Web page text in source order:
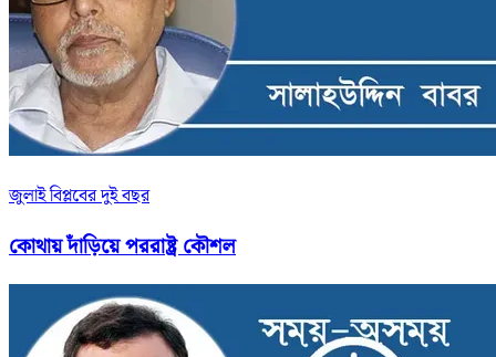
জুলাই বিপ্লবের দুই বছর
কোথায় দাঁড়িয়ে পররাষ্ট্র কৌশল